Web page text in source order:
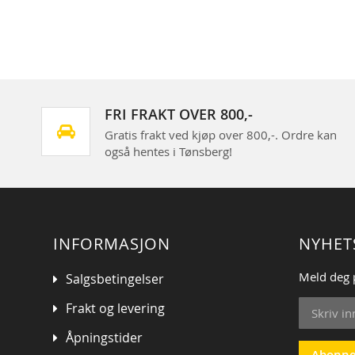
images
gallery
FRI FRAKT OVER 800,-
Gratis frakt ved kjøp over 800,-. Ordre kan
også hentes i Tønsberg!
INFORMASJON
Salgsbetingelser
Frakt og levering
Åpningstider
Meld deg
Sign
Up
for
Our